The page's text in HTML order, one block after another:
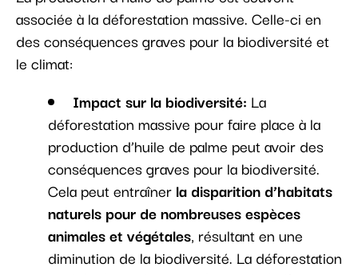
associée à la déforestation massive. Celle-ci en
des conséquences graves pour la biodiversité et
le climat:
Impact sur la biodiversité: La
déforestation massive pour faire place à la
production d’huile de palme peut avoir des
conséquences graves pour la biodiversité.
Cela peut entraîner la disparition d’habitats
naturels pour de nombreuses espèces
animales et végétales, résultant en une
diminution de la biodiversité. La déforestation